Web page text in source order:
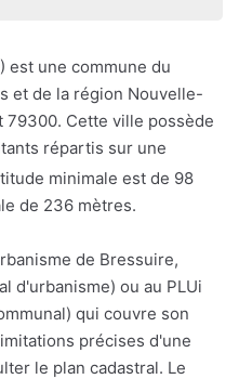
est une commune du
et de la région Nouvelle-
79300. Cette ville possède
répartis sur une
minimale est de 98
de 236 mètres.
de Bressuire,
d'urbanisme) ou au PLUi
qui couvre son
précises d'une
le plan cadastral. Le